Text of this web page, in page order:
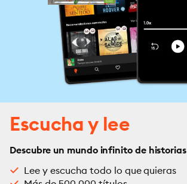
Escucha y lee
Descubre un mundo infinito de historias
Lee y escucha todo lo que quieras